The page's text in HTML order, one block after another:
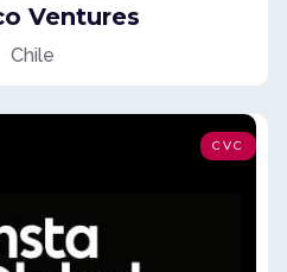
Ventures
Chile
CVC